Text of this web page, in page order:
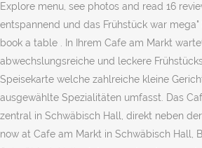
Explore menu, see photos and read 16
entspannend und das Frühstück war mega"
book a table . In Ihrem Cafe am Markt
abwechslungsreiche und leckere
Speisekarte welche zahlreiche kleine
ausgewählte Spezialitäten umfasst. Das
zentral in Schwäbisch Hall, direkt neben
now at Cafe am Markt in Schwäbisch Hall,